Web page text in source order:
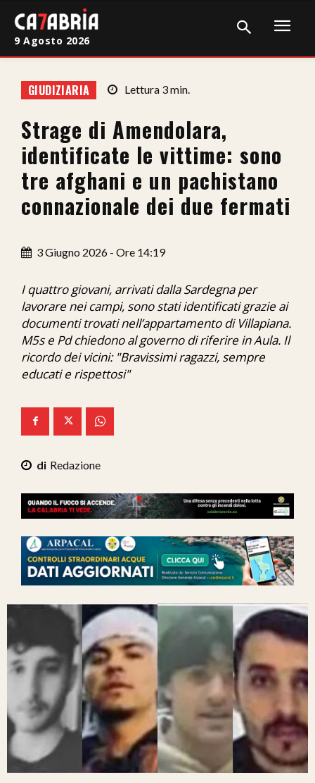
Cronaca
Giudiziaria
Politica
Sport
Sanità
Economia
Ita-Mondo
C7 Play
Mix Zone
9 Agosto 2026
GIUDIZIARIA Lettura 3min.
Strage di Amendolara,
identificate le vittime: sono
tre afghani e un pachistano
connazionale dei due fermati
3 Giugno 2026 - Ore 14:19
I quattro giovani, arrivati dalla Sardegna per
lavorare nei campi, sono stati identificati grazie ai
documenti trovati nell’appartamento di Villapiana.
M5s e Pd chiedono al governo di riferire in Aula. Il
ricordo dei vicini: "Bravissimi ragazzi, sempre
educati e rispettosi"
Redazione